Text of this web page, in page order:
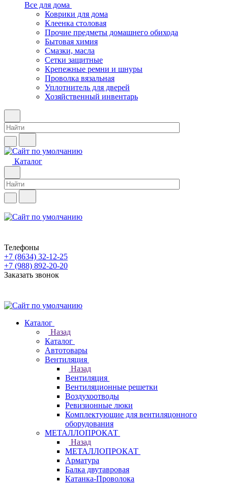
Все для дома
Коврики для дома
Клеенка столовая
Прочие предметы домашнего обихода
Бытовая химия
Смазки, масла
Сетки защитные
Крепежные ремни и шнуры
Проволка вязальная
Уплотнитель для дверей
Хозяйственный инвентарь
Каталог
Телефоны
+7 (8634) 32-12-25
+7 (988) 892-20-20
Заказать звонок
Каталог
Назад
Каталог
Автотовары
Вентиляция
Назад
Вентиляция
Вентиляционные решетки
Воздухоотводы
Ревизионные люки
Комплектующие для вентиляцонного
оборудования
МЕТАЛЛОПРОКАТ
Назад
МЕТАЛЛОПРОКАТ
Арматура
Балка двутавровая
Катанка-Проволока